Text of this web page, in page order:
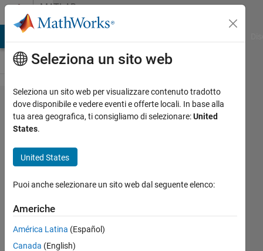
Vai al contenutoMATLAB
Answers
Finding
parameters
data to a
ODEs with
lsqnonlin
Neda
Seleziona un sito web
Seleziona un sito web per visualizzare contenuto tradotto
dove disponibile e vedere eventi e offerte locali. In base alla
tua area geografica, ti consigliamo di selezionare:United
States.
United States
Puoi anche selezionare un sito web dal seguente elenco:
Americhe
América Latina (Español)
Canada (English)